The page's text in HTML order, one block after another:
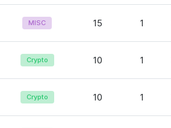
MISC 15 1
Crypto 10 1
Crypto 10 1